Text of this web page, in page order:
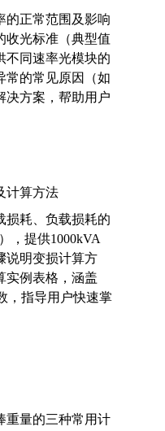
的正常范围及影响
收光标准（典型值
不同速率光模块的
常的常见原因（如
决方案，帮助用户
计算方法
损耗、负载损耗的
，提供1000kVA
说明变损计算方
实例表格，涵盖
，指导用户快速掌
重量的三种常用计